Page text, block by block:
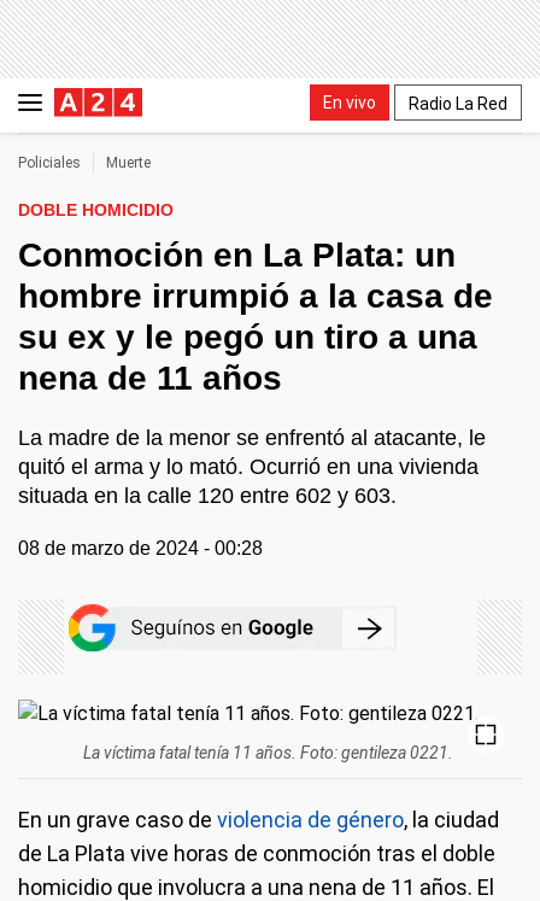
En vivo Radio La Red
Policiales Muerte
DOBLE HOMICIDIO
Conmoción en La Plata: un
hombre irrumpió a la casa de
su ex y le pegó un tiro a una
nena de 11 años
La madre de la menor se enfrentó al atacante, le
quitó el arma y lo mató. Ocurrió en una vivienda
situada en la calle 120 entre 602 y 603.
08 de marzo de 2024 - 00:28
La víctima fatal tenía 11 años. Foto: gentileza 0221.
En un grave caso de violencia de género, la ciudad
de La Plata vive horas de conmoción tras el doble
homicidio que involucra a una nena de 11 años. El